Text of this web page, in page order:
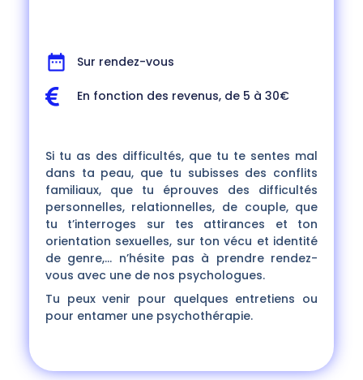
Sur rendez-vous
En fonction des revenus, de 5 à 30€
Si tu as des difficultés, que tu te sentes mal
dans ta peau, que tu subisses des conflits
familiaux, que tu éprouves des difficultés
personnelles, relationnelles, de couple, que
tu t’interroges sur tes attirances et ton
orientation sexuelles, sur ton vécu et identité
de genre,… n’hésite pas à prendre rendez-
vous avec une de nos psychologues.
Tu peux venir pour quelques entretiens ou
pour entamer une psychothérapie.